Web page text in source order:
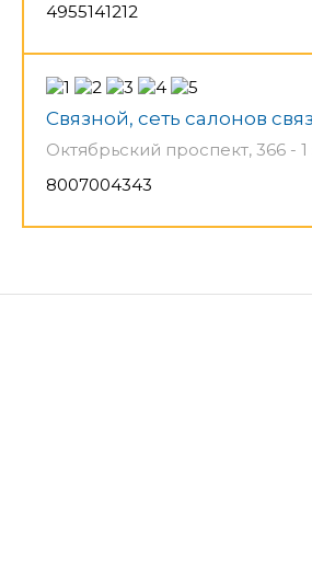
4955141212
Связной, сеть салонов
Октябрьский проспект, 366 - 1
8007004343